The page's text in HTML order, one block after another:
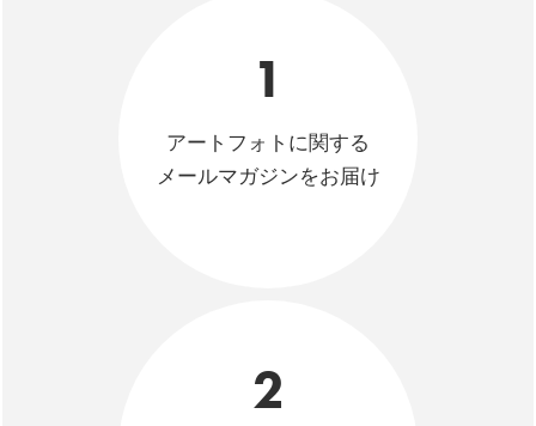
1
アートフォトに関する
メールマガジンをお届け
2